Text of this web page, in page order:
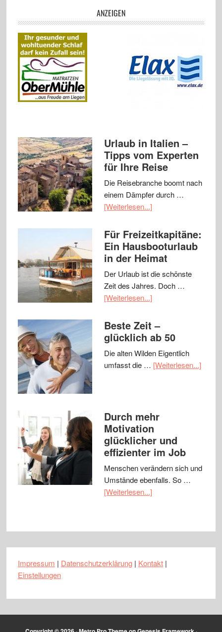
ANZEIGEN
Urlaub in Italien –
Tipps vom Experten
für Ihre Reise
Die Reisebranche boomt nach
einem Dämpfer durch …
[Weiterlesen...]
Für Freizeitkapitäne:
Ein Hausbooturlaub
in der Heimat
Der Urlaub ist die schönste
Zeit des Jahres. Doch …
[Weiterlesen...]
Beste Zeit –
glücklich ab 50
Die alten Wilden Eigentlich
umfasst die … [Weiterlesen...]
Durch mehr
Motivation
glücklicher und
effizienter im Job
Menschen verändern sich und
Umstände ebenfalls. So …
[Weiterlesen...]
Impressum | Datenschutzerklärung| Kontakt|
Einstellungen